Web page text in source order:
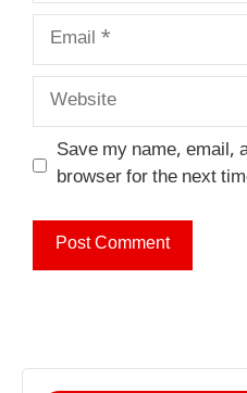
Email
Website
Save my name, email,
browser for the next